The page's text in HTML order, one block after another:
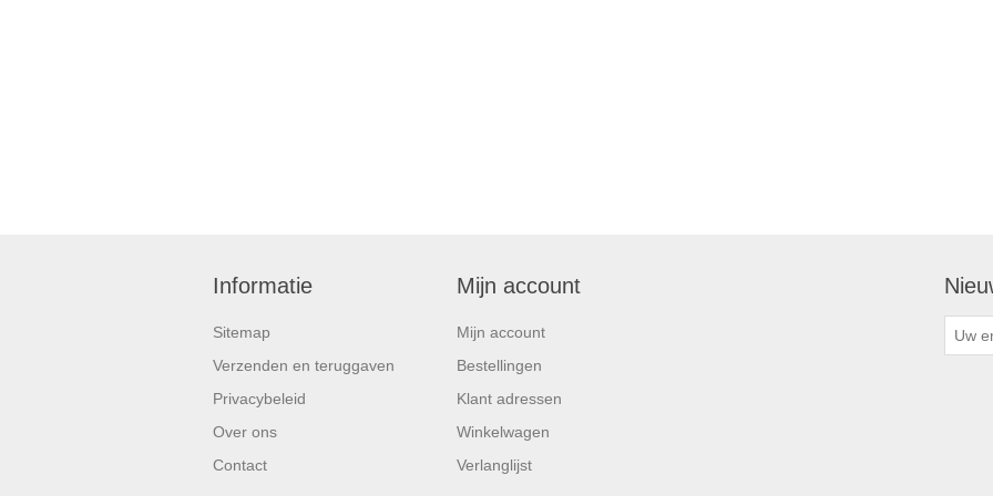
Informatie
Sitemap
Verzenden en teruggaven
Privacybeleid
Over ons
Contact
Mijn account
Mijn account
Bestellingen
Klant adressen
Winkelwagen
Verlanglijst